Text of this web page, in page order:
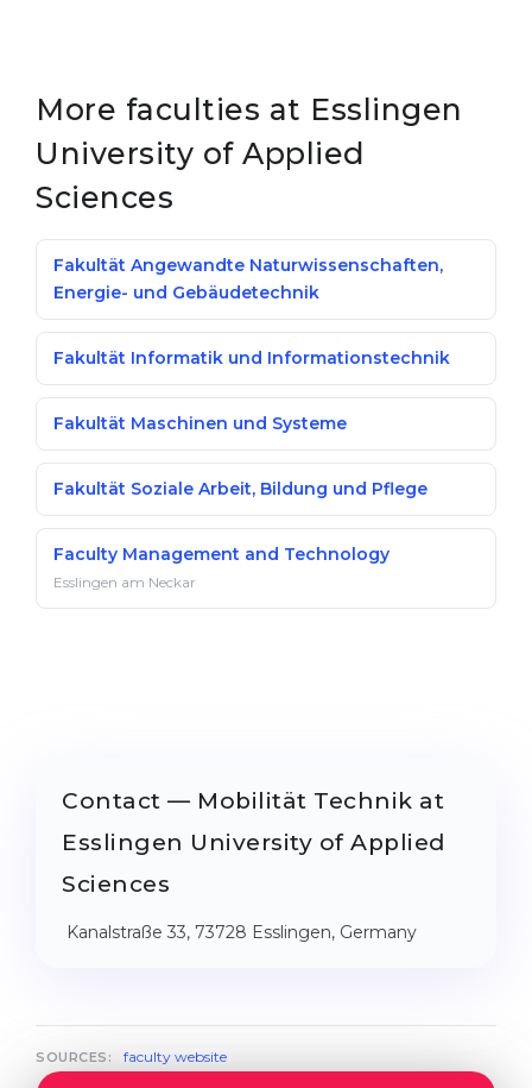
More faculties at Esslingen
University of Applied
Sciences
Fakultät Angewandte Naturwissenschaften,
Energie- und Gebäudetechnik
Fakultät Informatik und Informationstechnik
Fakultät Maschinen und Systeme
Fakultät Soziale Arbeit, Bildung und Pflege
Faculty Management and Technology
Esslingen am Neckar
Contact — Mobilität Technik at
Esslingen University of Applied
Sciences
Kanalstraße 33, 73728 Esslingen, Germany
SOURCES: faculty website